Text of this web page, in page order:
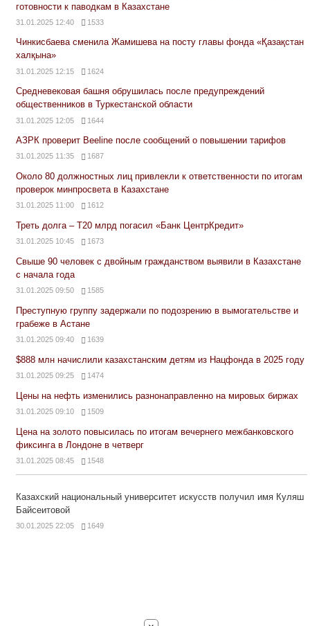
готовности к паводкам в Казахстане
31.01.2025 12:40 1533
Чинкисбаева сменила Жамишева на посту главы фонда «Қазақстан
халқына»
31.01.2025 12:15 1624
Средневековая башня обрушилась после предупреждений
общественников в Туркестанской области
31.01.2025 12:05 1644
АЗРК проверит Beeline после сообщений о повышении тарифов
31.01.2025 11:35 1687
Около 80 должностных лиц привлекли к ответственности по итогам
проверок минпросвета в Казахстане
31.01.2025 11:00 1612
Треть долга – Т20 млрд погасил «Банк ЦентрКредит»
31.01.2025 10:45 1673
Свыше 90 человек с двойным гражданством выявили в Казахстане
с начала года
31.01.2025 09:50 1585
Преступную группу задержали по подозрению в вымогательстве и
грабеже в Астане
31.01.2025 09:40 1639
$888 млн начислили казахстанским детям из Нацфонда в 2025 году
31.01.2025 09:25 1474
Цены на нефть изменились разнонаправленно на мировых биржах
31.01.2025 09:10 1509
Цена на золото повысилась по итогам вечернего межбанковского
фиксинга в Лондоне в четверг
31.01.2025 08:45 1548
Казахский национальный университет искусств получил имя Куляш
Байсеитовой
30.01.2025 22:05 1649